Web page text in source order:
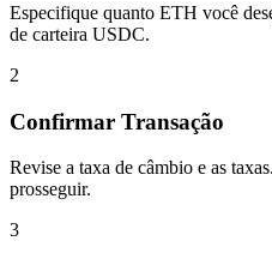
Especifique quanto ETH você
de carteira USDC.
2
Confirmar Transação
Revise a taxa de câmbio e as
prosseguir.
3